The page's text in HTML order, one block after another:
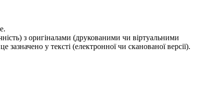
з оригіналами (друкованими чи віртуальними
у тексті (електронної чи сканованої версії).